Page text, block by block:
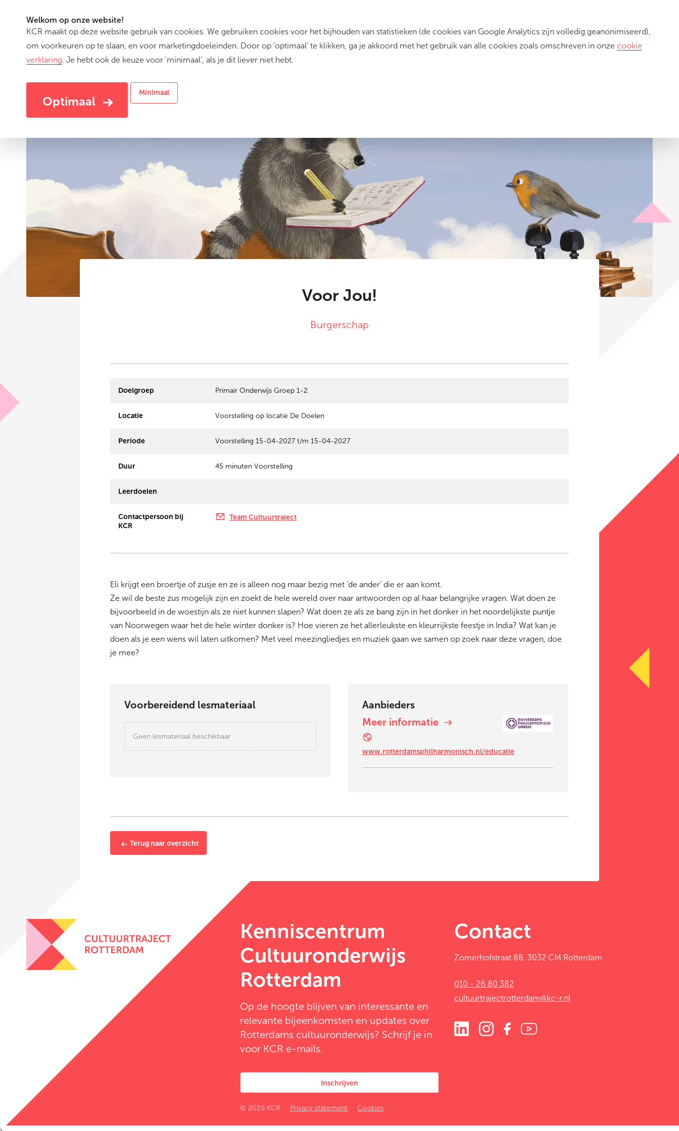
Welkom op onze website!
KCR maakt op deze website gebruik van cookies. We gebruiken cookies voor het bijhouden van statistieken (de cookies van Google Analytics zijn volledig geanonimiseerd),
om voorkeuren op te slaan, en voor marketingdoeleinden. Door op 'optimaal' te klikken, ga je akkoord met het gebruik van alle cookies zoals omschreven in onze cookie
verklaring. Je hebt ook de keuze voor 'minimaal', als je dit liever niet hebt.
Optimaal
Minimaal
Activiteiten(current)Zo werkt het Dit zijn wij Contact Inloggen
Voor Jou!
Burgerschap
Doelgroep Primair Onderwijs Groep 1-2
Locatie Voorstelling op locatie De Doelen
Periode Voorstelling 15-04-2027 t/m 15-04-2027
Duur 45 minuten Voorstelling
Leerdoelen
Contactpersoon bij
KCR
Team Cultuurtraject
Eli krijgt een broertje of zusje en ze is alleen nog maar bezig met ‘de ander’ die er aan komt.
Ze wil de beste zus mogelijk zijn en zoekt de hele wereld over naar antwoorden op al haar belangrijke vragen. Wat doen ze
bijvoorbeeld in de woestijn als ze niet kunnen slapen? Wat doen ze als ze bang zijn in het donker in het noordelijkste puntje
van Noorwegen waar het de hele winter donker is? Hoe vieren ze het allerleukste en kleurrijkste feestje in India? Wat kan je
doen als je een wens wil laten uitkomen? Met veel meezingliedjes en muziek gaan we samen op zoek naar deze vragen, doe
je mee?
Voorbereidend lesmateriaal
Geen lesmateriaal beschikbaar
Aanbieders
Meer informatie
www.rotterdamsphilharmonisch.nl/educatie
Terug naar overzicht
Kenniscentrum
Cultuuronderwijs
Rotterdam
Op de hoogte blijven van interessante en
relevante bijeenkomsten en updates over
Rotterdams cultuuronderwijs? Schrijf je in
voor KCR e-mails.
Inschrijven
Contact
Zomerhofstraat 88, 3032 CM Rotterdam
010 - 26 80 382
cultuurtrajectrotterdam@kc-r.nl
© 2026 KCR Privacy statement Cookies